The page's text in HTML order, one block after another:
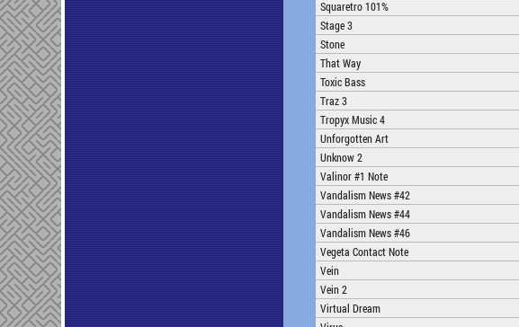
Squaretro 101%
Stage 3
Stone
That Way
Toxic Bass
Traz 3
Tropyx Music 4
Unforgotten Art
Unknow 2
Valinor #1 Note
Vandalism News #42
Vandalism News #44
Vandalism News #46
Vegeta Contact Note
Vein
Vein 2
Virtual Dream